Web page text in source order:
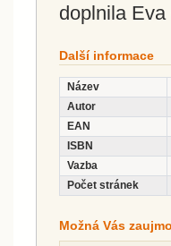
doplnila
Další informace
Název
Autor
EAN
ISBN
Vazba
Počet stránek
Možná Vás